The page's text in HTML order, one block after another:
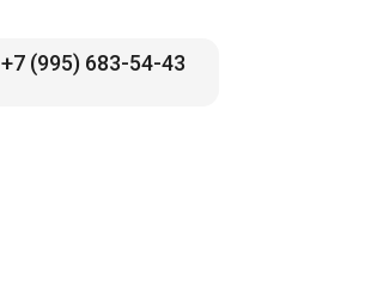
+7 (995) 683-54-43